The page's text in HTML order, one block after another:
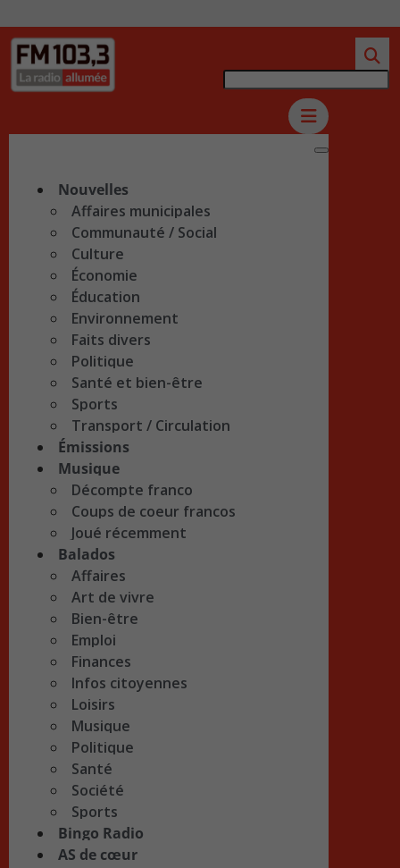
Nouvelles
Affaires municipales
Communauté / Social
Culture
Économie
Éducation
Environnement
Faits divers
Politique
Santé et bien-être
Sports
Transport / Circulation
Émissions
Musique
Décompte franco
Coups de coeur francos
Joué récemment
Balados
Affaires
Art de vivre
Bien-être
Emploi
Finances
Infos citoyennes
Loisirs
Musique
Politique
Santé
Société
Sports
Bingo Radio
AS de cœur